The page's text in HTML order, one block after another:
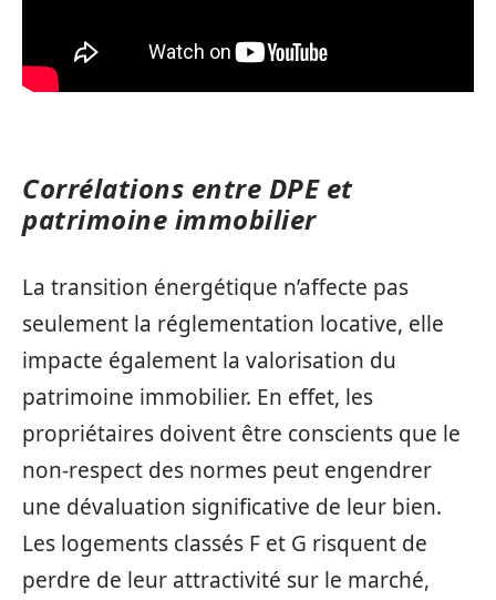
Corrélations entre DPE et
patrimoine immobilier
La transition énergétique n’affecte pas
seulement la réglementation locative, elle
impacte également la valorisation du
patrimoine immobilier. En effet, les
propriétaires doivent être conscients que le
non-respect des normes peut engendrer
une dévaluation significative de leur bien.
Les logements classés F et G risquent de
perdre de leur attractivité sur le marché,